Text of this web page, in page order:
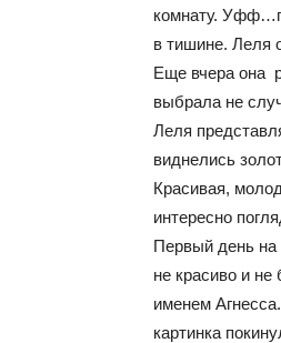
комнату.
в тишине. Леля
Еще вчера она
выбрала не
Леля
виднелись
Красивая,
интересно
Первый день на
не красиво и
именем
картинка